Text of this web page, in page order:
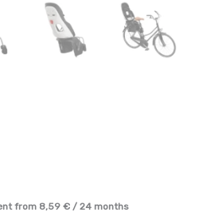
from 8,59€ / 24 months